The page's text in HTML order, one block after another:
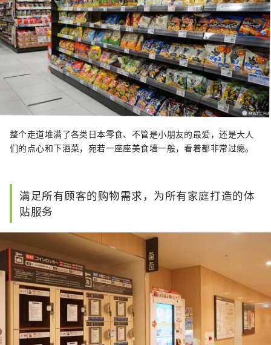
整个走道堆满了各类日本零食、不管是小朋友的最爱，还是大人
们的点心和下酒菜，宛若一座座美食墙一般，看着都非常过瘾。
满足所有顾客的购物需求，为所有家庭打造的体
贴服务